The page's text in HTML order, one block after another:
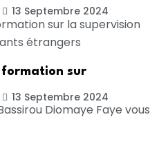
13 Septembre 2024
sur
13 Septembre 2024